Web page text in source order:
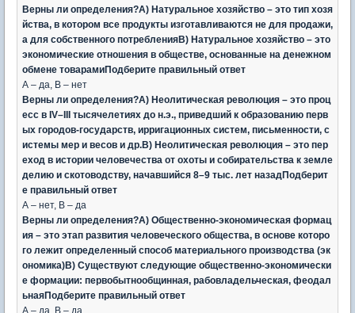
Верны ли определения?А) Натуральное хозяйство – это тип хозя
йства, в котором все продукты изготавливаются не для продажи,
а для собственного потребленияВ) Натуральное хозяйство – это
экономические отношения в обществе, основанные на денежном
обмене товарамиПодберите правильный ответ
А – да, В – нет
Верны ли определения?А) Неолитическая революция – это проц
есс в IV–III тысячелетиях до н.э., приведший к образованию перв
ых городов-государств, ирригационных систем, письменности, с
истемы мер и весов и др.В) Неолитическая революция – это пер
еход в истории человечества от охоты и собирательства к земле
делию и скотоводству, начавшийся 8–9 тыс. лет назадПодберит
е правильный ответ
А – нет, В – да
Верны ли определения?А) Общественно-экономическая формац
ия – это этап развития человеческого общества, в основе которо
го лежит определенный способ материального производства (эк
ономика)В) Существуют следующие общественно-экономически
е формации: первобытнообщинная, рабовладельческая, феодал
ьнаяПодберите правильный ответ
А – да, В – да